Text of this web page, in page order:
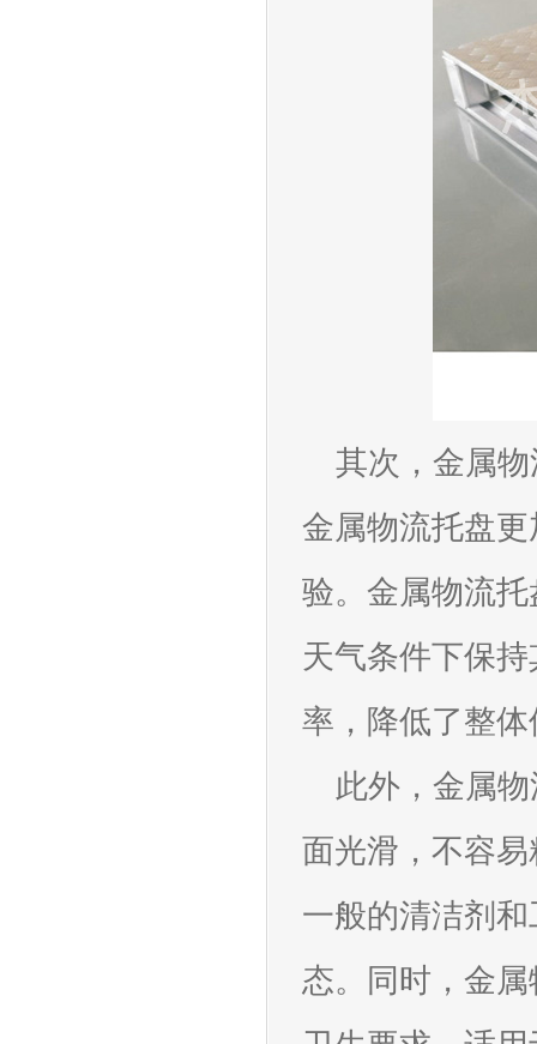
其次，金属物
金属物流托盘
验。金属物流
天气条件下保
率，降低了整
此外，金属物
面光滑，不容
一般的清洁剂
态。同时，金